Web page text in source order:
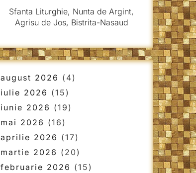
Sfanta Liturghie, Nunta de Argint,
Agrisu de Jos, Bistrita-Nasaud
august 2026 (4)
iulie 2026 (15)
iunie 2026 (19)
mai 2026 (16)
aprilie 2026 (17)
martie 2026 (20)
februarie 2026 (15)